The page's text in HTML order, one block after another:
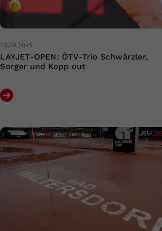
18.09.2025
LAYJET-OPEN: ÖTV-Trio Schwärzler,
Sorger und Kopp out